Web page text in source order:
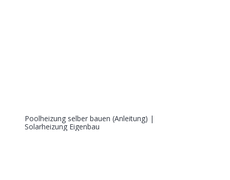
Poolheizung selber bauen (Anleitung) |
Solarheizung Eigenbau